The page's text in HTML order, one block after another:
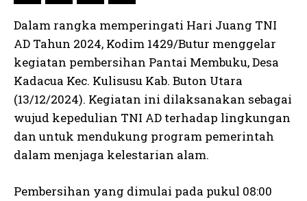
Dalam rangka memperingati Hari Juang TNI
AD Tahun 2024, Kodim 1429/Butur menggelar
kegiatan pembersihan Pantai Membuku, Desa
Kadacua Kec. Kulisusu Kab. Buton Utara
(13/12/2024). Kegiatan ini dilaksanakan sebagai
wujud kepedulian TNI AD terhadap lingkungan
dan untuk mendukung program pemerintah
dalam menjaga kelestarian alam.
Pembersihan yang dimulai pada pukul 08:00